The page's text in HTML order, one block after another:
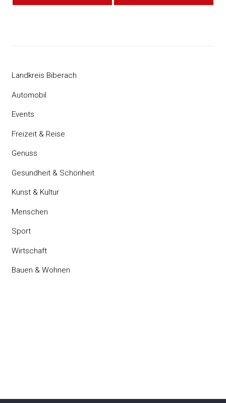
Landkreis Biberach
Automobil
Events
Freizeit & Reise
Genuss
Gesundheit & Schönheit
Kunst & Kultur
Menschen
Sport
Wirtschaft
Bauen & Wohnen